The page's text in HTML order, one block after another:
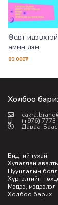
Өсөлт
амин дэм
80,000₮
Холбоо
(+976) 7773
Даваа-
Бидний тухай
Худалдан
Нууцлалын
Хүргэлтийн
Мэдээ, мэдээлэл
Холбоо барих